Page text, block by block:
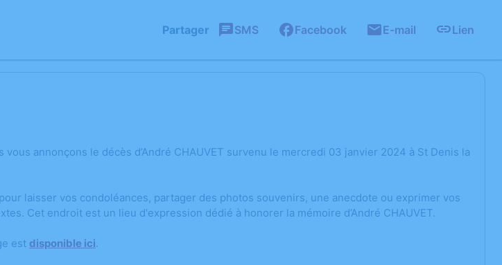
Partager SMS Facebook E-mail Lien
vous annonçons le décès d’André CHAUVET survenu le mercredi 03 janvier 2024 à St Denis la
laisser vos condoléances, partager des photos souvenirs, une anecdote ou exprimer vos
Cet endroit est un lieu d'expression dédié à honorer la mémoire d’André CHAUVET.
est disponible ici.